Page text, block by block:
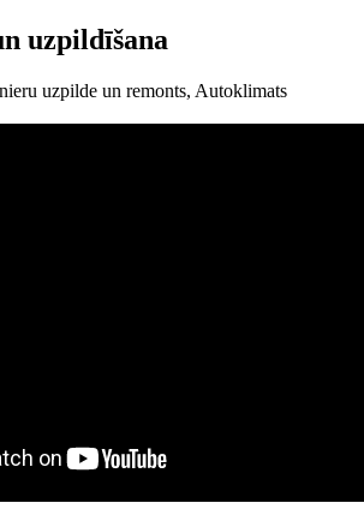
uzpildīšana
uzpilde un remonts, Autoklimats